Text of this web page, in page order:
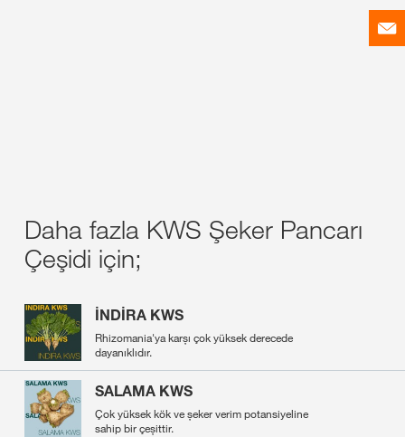
Daha fazla KWS Şeker Pancarı
Çeşidi için;
İNDİRA KWS
Rhizomania'ya karșı çok yüksek derecede
dayanıklıdır.
SALAMA KWS
Çok yüksek kök ve șeker verim potansiyeline
sahip bir çeșittir.